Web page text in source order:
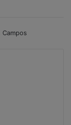
Campos